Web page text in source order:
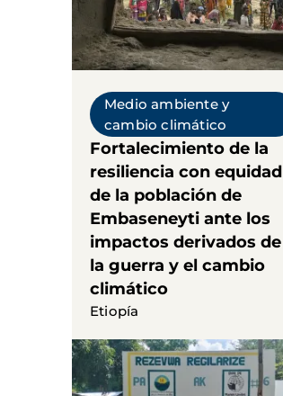
Medio ambiente y
cambio climático
Fortalecimiento de la
resiliencia con equidad
de la población de
Embaseneyti ante los
impactos derivados de
la guerra y el cambio
climático
Etiopía